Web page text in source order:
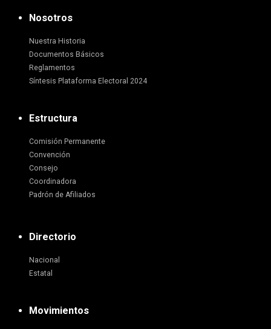
Nosotros
Nuestra Historia
Documentos Básicos
Reglamentos
Síntesis Plataforma Electoral 2024
Estructura
Comisión Permanente
Convención
Consejo
Coordinadora
Padrón de Afiliados
Directorio
Nacional
Estatal
Movimientos